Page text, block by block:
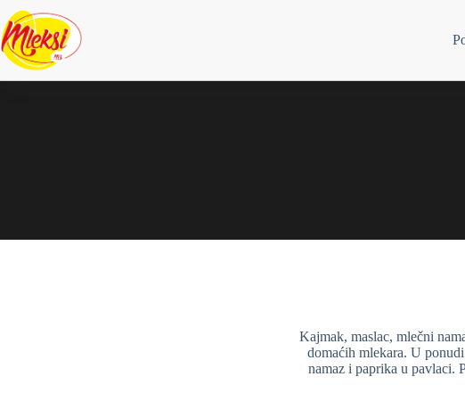
Kajmak, maslac, mlečni
domaćih mlekara. U
namaz i paprika u pavlaci.